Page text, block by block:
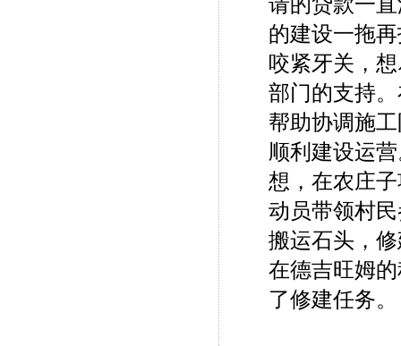
的建设一拖
咬紧牙关，
部门的支持
帮助协调施
顺利建设运
想，在农庄
动员带领村
搬运石头，
在德吉旺姆
了修建任务。